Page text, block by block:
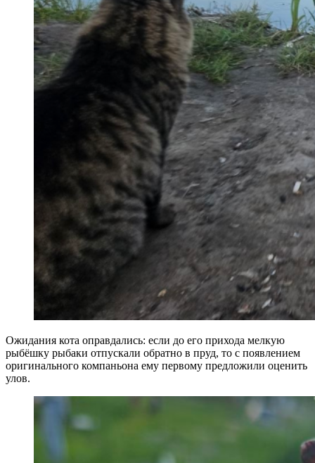
Ожидания кота оправдались: если до его прихода мелкую
рыбёшку рыбаки отпускали обратно в пруд, то с появлением
оригинального компаньона ему первому предложили оценить
улов.